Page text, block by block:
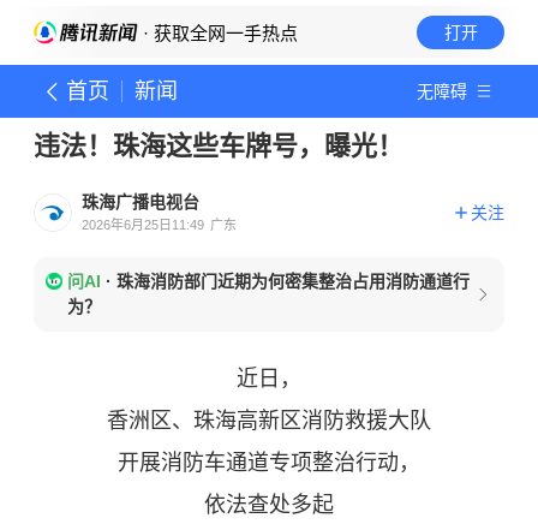
· 获取全网一手热点 打开
首页 新闻 无障碍
违法！珠海这些车牌号，曝光！
珠海广播电视台
2026年6月25日11:49 广东
关注
问AI · 珠海消防部门近期为何密集整治占用消防通道行
为？
近日，
香洲区、 珠海高新区消防救援大队
开展消防车通道专项整治行动，
依法查处多起